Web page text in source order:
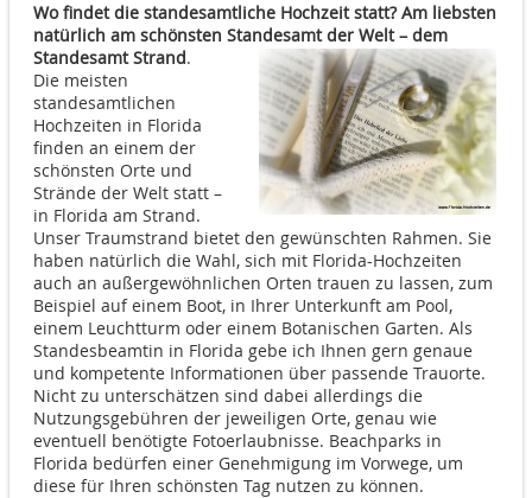
Wo findet die standesamtliche Hochzeit statt? Am liebsten
natürlich am schönsten Standesamt der Welt – dem
Standesamt Strand.
Die meisten
standesamtlichen
Hochzeiten in Florida
finden an einem der
schönsten Orte und
Strände der Welt statt –
in Florida am Strand.
Unser Traumstrand bietet den gewünschten Rahmen. Sie
haben natürlich die Wahl, sich mit Florida-Hochzeiten
auch an außergewöhnlichen Orten trauen zu lassen, zum
Beispiel auf einem Boot, in Ihrer Unterkunft am Pool,
einem Leuchtturm oder einem Botanischen Garten. Als
Standesbeamtin in Florida gebe ich Ihnen gern genaue
und kompetente Informationen über passende Trauorte.
Nicht zu unterschätzen sind dabei allerdings die
Nutzungsgebühren der jeweiligen Orte, genau wie
eventuell benötigte Fotoerlaubnisse. Beachparks in
Florida bedürfen einer Genehmigung im Vorwege, um
diese für Ihren schönsten Tag nutzen zu können.